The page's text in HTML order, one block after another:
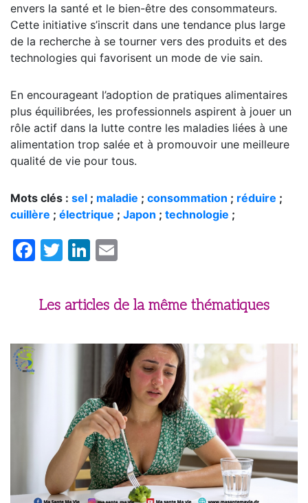
envers la santé et le bien-être des consommateurs.
Cette initiative s’inscrit dans une tendance plus large
de la recherche à se tourner vers des produits et des
technologies qui favorisent un mode de vie sain.
En encourageant l’adoption de pratiques alimentaires
plus équilibrées, les professionnels aspirent à jouer un
rôle actif dans la lutte contre les maladies liées à une
alimentation trop salée et à promouvoir une meilleure
qualité de vie pour tous.
Mots clés : sel ; maladie ; consommation ; réduire ;
cuillère ; électrique ; Japon ; technologie ;
Facebook
TwitterLinkedIn
Les articles de la même thématiques